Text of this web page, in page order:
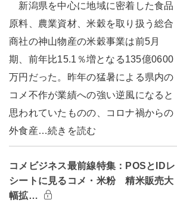
新潟県を中心に地域に密着した食品
原料、農業資材、米穀を取り扱う総合
商社の神山物産の米穀事業は前5月
期、前年比15.1％増となる135億0600
万円だった。昨年の猛暑による県内の
コメ不作が業績への強い逆風になると
思われていたものの、コロナ禍からの
外食産…続きを読む
コメビジネス最前線特集：POSとIDレ
シートに見るコメ・米粉 精米販売大
幅拡…